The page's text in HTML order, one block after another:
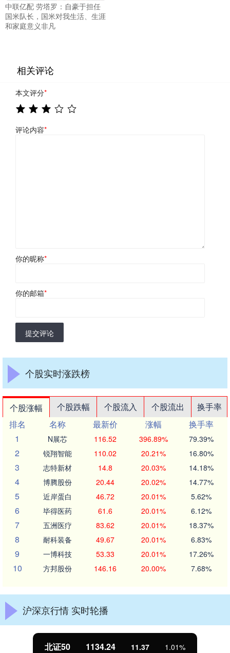
中联亿配 劳塔罗：自豪于担任
国米队长，国米对我生活、生涯
和家庭意义非凡
相关评论
本文评分*
评论内容*
你的昵称*
你的邮箱*
提交评论
个股实时涨跌榜
个股涨幅 个股跌幅 个股流入 个股流出
换手率
排名
名称 最新价 涨幅
换手率
1
N展芯 116.52 396.89% 79.39%
2 锐翔智能 110.02 20.21% 16.80%
3 志特新材 14.8 20.03% 14.18%
4 博腾股份 20.44 20.02% 14.77%
5 近岸蛋白 46.72 20.01% 5.62%
6 毕得医药 61.6 20.01% 6.12%
7 五洲医疗 83.62 20.01% 18.37%
8 耐科装备 49.67 20.01% 6.83%
9 一博科技 53.33 20.01% 17.26%
10 方邦股份 146.16 20.00% 7.68%
沪深京行情 实时轮播
北证50 1134.24 11.37 1.01%